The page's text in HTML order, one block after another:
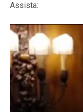
Assista: